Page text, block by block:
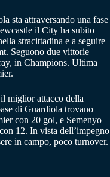
sta attraversando una fase
il City ha subito
stracittadina e a seguire
Seguono due vittorie
in Champions. Ultima
miglior attacco della
di Guardiola trovano
con 20 gol, e Semenyo
12. In vista dell’impegno
in campo, poco turnover.